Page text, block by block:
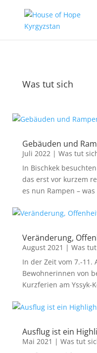
Was tut sich
Gebäuden und
Juli 2022| Was tut
In Bischkek
das erst vor kurzem
es nun Rampen –
Veränderung,
August 2021 | Was
In der Zeit vom 7.-11.
Bewohnerinnen von
Kurzferien am Yssyk-
Ausflug ist ein
Mai 2021 | Was tut